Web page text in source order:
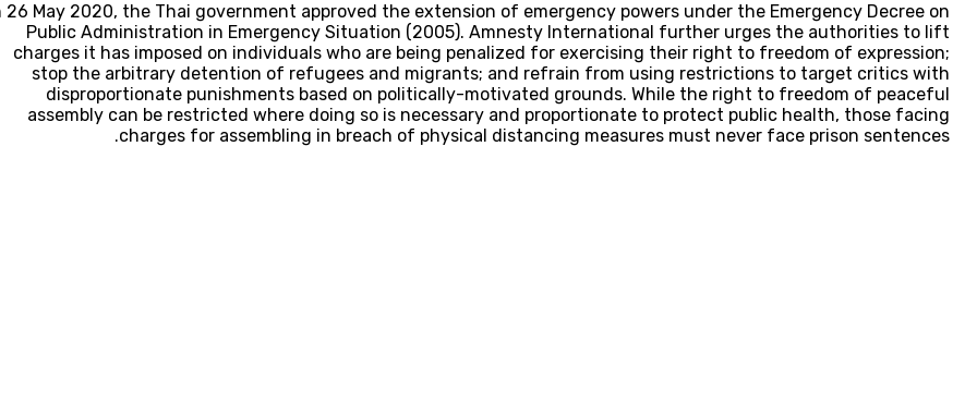
26 May 2020, the Thai government approved the extension of emergency powers under the Emergency Decree on
Public Administration in Emergency Situation (2005). Amnesty International further urges the authorities to lift
charges it has imposed on individuals who are being penalized for exercising their right to freedom of expression;
stop the arbitrary detention of refugees and migrants; and refrain from using restrictions to target critics with
disproportionate punishments based on politically-motivated grounds. While the right to freedom of peaceful
assembly can be restricted where doing so is necessary and proportionate to protect public health, those facing
charges for assembling in breach of physical distancing measures must never face prison sentences.